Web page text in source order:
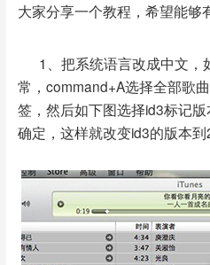
大家分享一个教程，希望能够
1、把系统语言改成中文，
常，command+A选择全部歌
签，然后如下图选择id3标记
确定，这样就改变id3的版本到